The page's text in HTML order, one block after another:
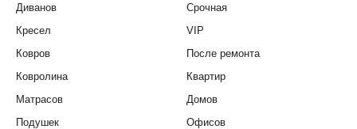
Диванов
Кресел
Ковров
Ковролина
Матрасов
Подушек
Срочная
VIP
После ремонта
Квартир
Домов
Офисов